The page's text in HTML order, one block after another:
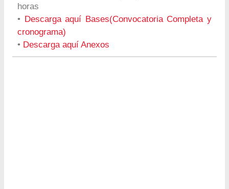
horas
•
Descarga aquí Bases(Convocatoria Completa y
cronograma)
• Descarga aquí Anexos